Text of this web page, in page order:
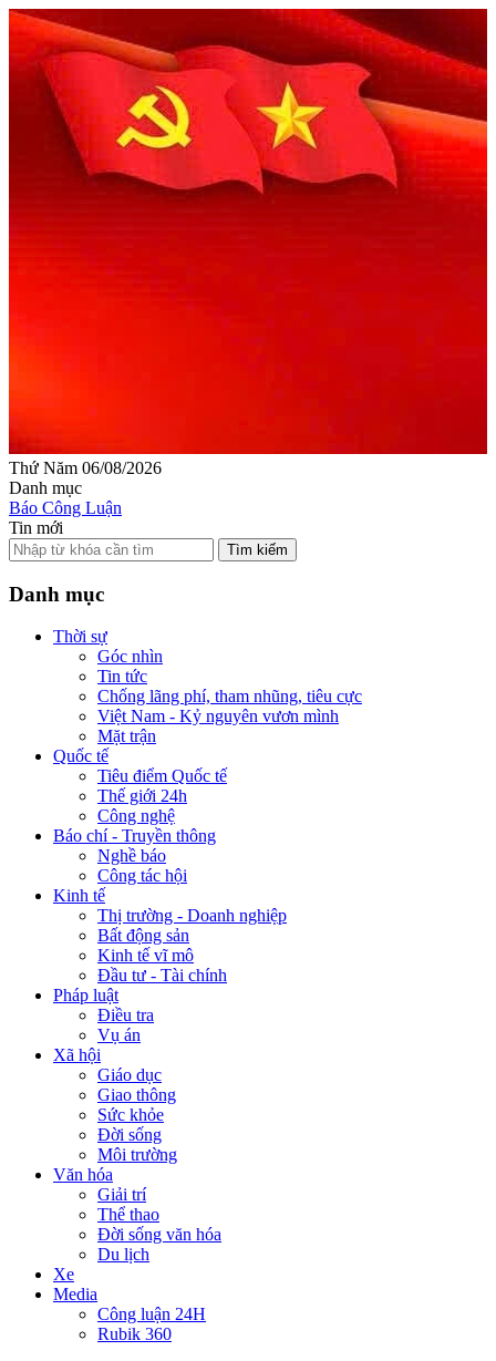
Thứ Năm 06/08/2026
Danh mục
Báo Công Luận
Tin mới
Tìm kiếm
Danh mục
Thời sự
Góc nhìn
Tin tức
Chống lãng phí, tham nhũng, tiêu cực
Việt Nam - Kỷ nguyên vươn mình
Mặt trận
Quốc tế
Tiêu điểm Quốc tế
Thế giới 24h
Công nghệ
Báo chí - Truyền thông
Nghề báo
Công tác hội
Kinh tế
Thị trường - Doanh nghiệp
Bất động sản
Kinh tế vĩ mô
Đầu tư - Tài chính
Pháp luật
Điều tra
Vụ án
Xã hội
Giáo dục
Giao thông
Sức khỏe
Đời sống
Môi trường
Văn hóa
Giải trí
Thể thao
Đời sống văn hóa
Du lịch
Xe
Media
Công luận 24H
Rubik 360